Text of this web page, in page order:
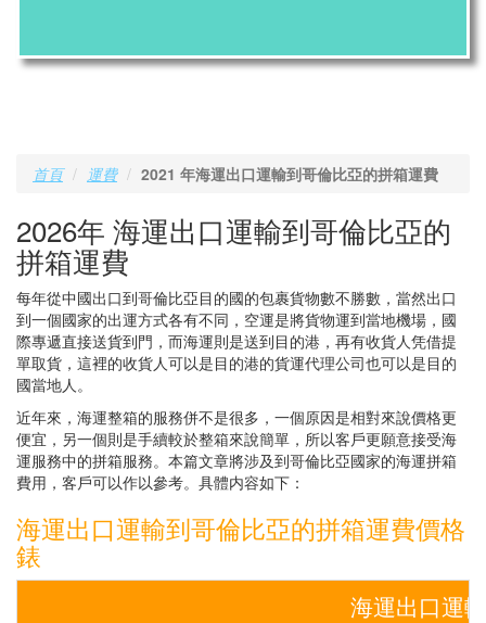
首頁 運費 2021 年海運出口運輸到哥倫比亞的拼箱運費
2026年 海運出口運輸到哥倫比亞的
拼箱運費
每年從中國出口到哥倫比亞目的國的包裹貨物數不勝數，當然出口
到一個國家的出運方式各有不同，空運是將貨物運到當地機場，國
際專遞直接送貨到門，而海運則是送到目的港，再有收貨人凭借提
單取貨，這裡的收貨人可以是目的港的貨運代理公司也可以是目的
國當地人。
近年來，海運整箱的服務併不是很多，一個原因是相對來說價格更
便宜，另一個則是手續較於整箱來說簡單，所以客戶更願意接受海
運服務中的拼箱服務。本篇文章將涉及到哥倫比亞國家的海運拼箱
費用，客戶可以作以參考。具體内容如下：
海運出口運輸到哥倫比亞的拼箱運費價格
錶
海運出口運